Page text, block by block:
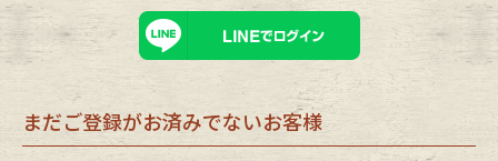
レディース商品カテゴリーから探す
Bottoms
Outer One Piece
まだご登録がお済みでないお客様